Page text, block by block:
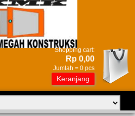
Shopping cart:
Rp 0,00
Jumlah = 0 pcs
Keranjang